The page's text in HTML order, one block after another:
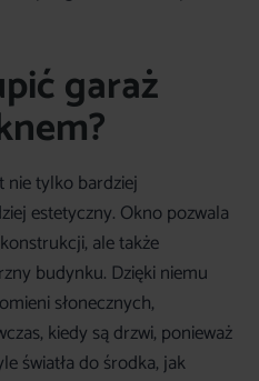
garaż
nie tylko bardziej
estetyczny. Okno pozwala
ale także
budynku. Dzięki niemu
słonecznych,
kiedy są drzwi, ponieważ
światła do środka, jak